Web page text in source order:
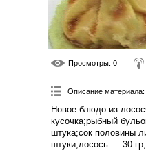
Просмотры: 0
Описание материала:
Новое блюдо из
кусочка;рыбный
штука;сок половины
штуки;лосось — 30